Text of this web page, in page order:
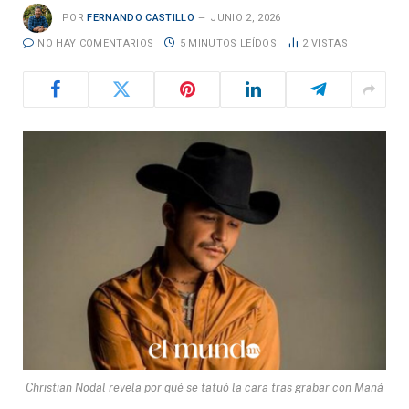
POR FERNANDO CASTILLO JUNIO 2, 2026
NO HAY COMENTARIOS 5 MINUTOS LEÍDOS 2 VISTAS
Christian Nodal revela por qué se tatuó la cara tras grabar con Maná